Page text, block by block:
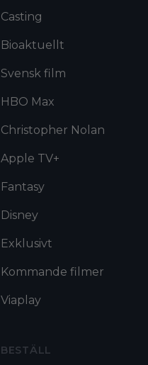
Casting
Bioaktuellt
Svensk film
HBO Max
Christopher Nolan
Apple TV+
Fantasy
Disney
Exklusivt
Kommande filmer
Viaplay
BESTÄLL